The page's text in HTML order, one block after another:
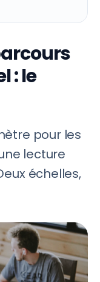
: le
pour les
lecture
échelles,